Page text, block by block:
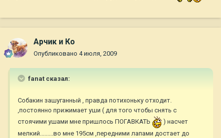
Арчик и Ко
Опубликовано 4 июля, 2009
fanat сказал:
Собакин зашуганный , правда потихоньку отходит.
,постоянно прижимает уши ( для того чтобы снять с
стоячими ушами мне пришлось ПОГАВКАТЬ
) насчет
мелкий.........во мне 195см ,передними лапами достает до